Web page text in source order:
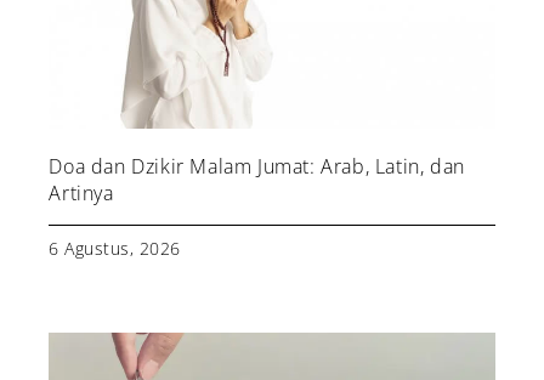
Doa dan Dzikir Malam Jumat: Arab, Latin, dan
Artinya
6 Agustus, 2026